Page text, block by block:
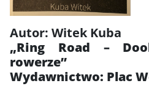
Autor: Witek Kuba
„Ring Road –
rowerze”
Wydawnictwo: Plac